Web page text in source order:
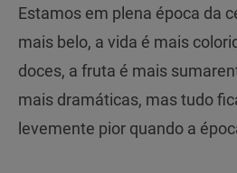
Estamos em plena época da
mais belo, a vida é mais
doces, a fruta é mais
mais dramáticas, mas tudo
levemente pior quando a